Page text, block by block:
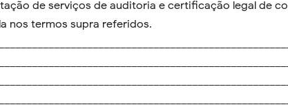
de serviços de auditoria e certificação legal de
nos termos supra referidos.